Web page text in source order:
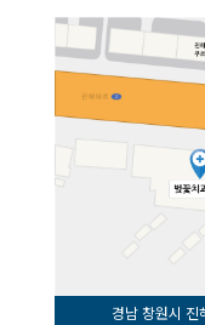
경남 창원시